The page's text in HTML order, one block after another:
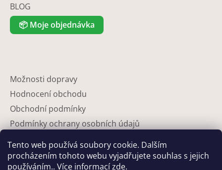
Tento web používá soubory cookie. Dalším
procházením tohoto webu vyjadřujete souhlas s jejich
používáním.. Více informacízde.
BLOG
📦 Moje objednávka
Možnosti dopravy
Hodnocení obchodu
Obchodní podmínky
Podmínky ochrany osobních údajů
Partneři